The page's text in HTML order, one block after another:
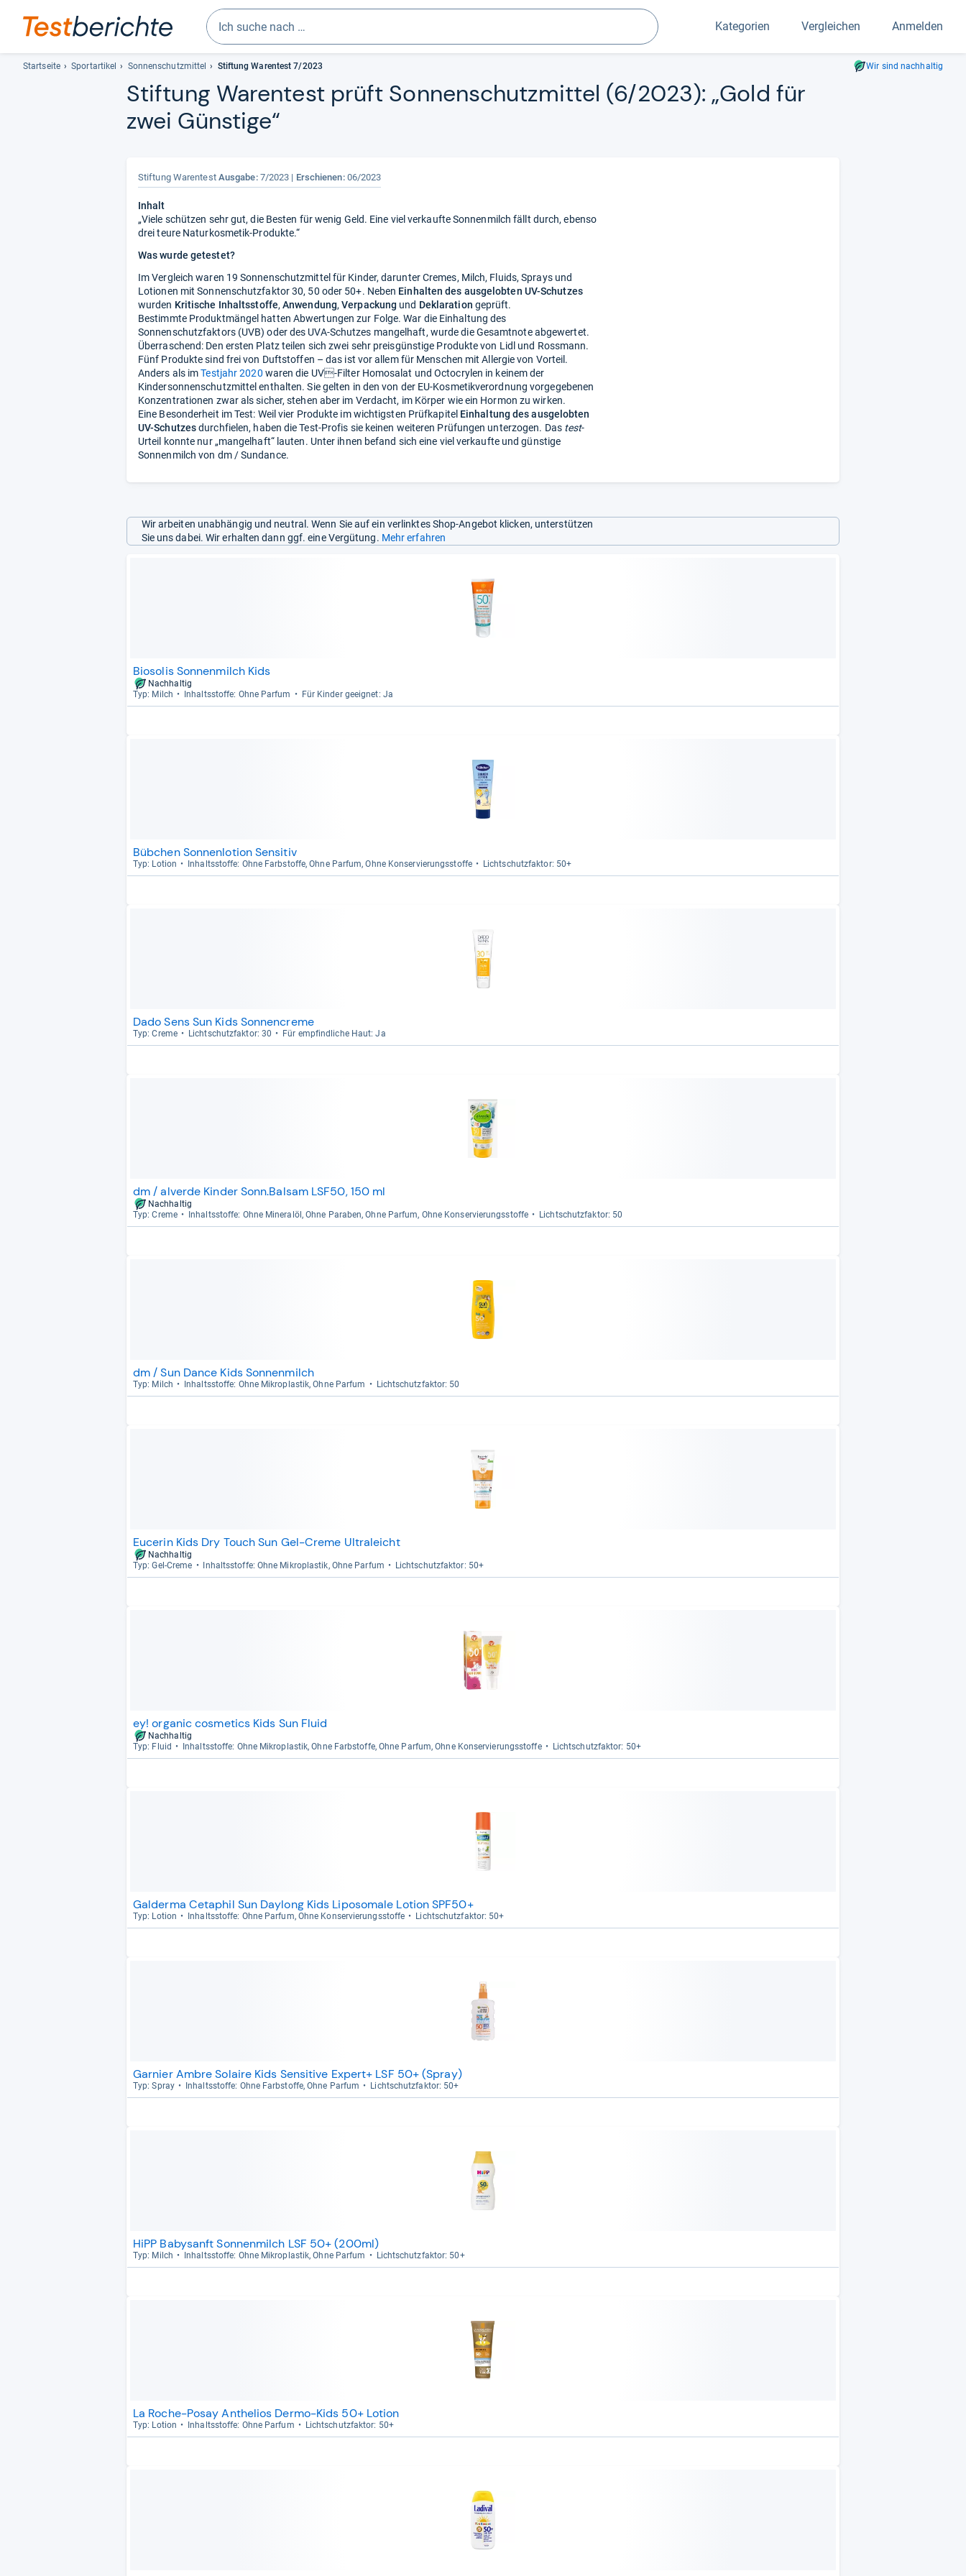
Suchen
Geben
Sie
mindestens
drei
Zeichen
ein.
automatisch
sich
mit
den
Pfeiltasten
auswählen.
Kategorien Vergleichen Anmelden
Startseite Sportartikel Sonnenschutzmittel Stiftung Warentest 7/2023 Wir sind nachhaltig
Stif­tung Waren­test prüft Son­nen­schutz­mit­tel (6/2023): „Gold für
zwei Güns­tige“
Stiftung Warentest Ausgabe: 7/2023 Erschienen:06/2023
Inhalt
„Viele schützen sehr gut, die Besten für wenig Geld. Eine viel verkaufte Sonnenmilch fällt durch, ebenso
drei teure Naturkosmetik-Produkte.“
Was wurde getestet?
Im Vergleich waren 19 Sonnenschutzmittel für Kinder, darunter Cremes, Milch, Fluids, Sprays und
Lotionen mit Sonnenschutzfaktor 30, 50 oder 50+. Neben Einhalten des ausgelobten UV-Schutzes
wurden Kritische Inhaltsstoffe,Anwendung,Verpackung und Deklaration geprüft.
Bestimmte Produktmängel hatten Abwertungen zur Folge. War die Einhaltung des
Sonnenschutzfaktors (UVB) oder des UVA-Schutzes mangelhaft, wurde die Gesamtnote abgewertet.
Überraschend: Den ersten Platz teilen sich zwei sehr preisgünstige Produkte von Lidl und Rossmann.
Fünf Produkte sind frei von Duftstoffen – das ist vor allem für Menschen mit Allergie von Vorteil.
Anders als imTestjahr 2020 waren die UV-Filter Homosalat und Octocrylen in keinem der
Kindersonnenschutzmittel enthalten. Sie gelten in den von der EU-Kosmetikverordnung vorgegebenen
Konzentrationen zwar als sicher, stehen aber im Verdacht, im Körper wie ein Hormon zu wirken.
Eine Besonderheit im Test: Weil vier Produkte im wichtigsten Prüfkapitel Einhaltung des ausgelobten
UV-Schutzesdurchfielen, haben die Test-Profis sie keinen weiteren Prüfungen unterzogen. Das test-
Urteil konnte nur „mangelhaft“ lauten. Unter ihnen befand sich eine viel verkaufte und günstige
Sonnenmilch von dm / Sundance.
Wir arbeiten unabhängig und neutral. Wenn Sie auf ein verlinktes Shop-Angebot klicken, unterstützen
Sie uns dabei. Wir erhalten dann ggf. eine Vergütung. Mehr erfahren
Biosolis Sonnenmilch Kids
Nachhaltig
Typ: Milch
Inhaltss­toffe: Ohne Par­fum Für Kin­der geeig­net: Ja
Bübchen Sonnenlotion Sensitiv
Typ: Lotion Inhaltss­toffe: Ohne Farb­stoffe, Ohne Par­fum, Ohne Kon­ser­vie­rungs­stoffe Licht­schutz­fak­tor: 50+
Dado Sens Sun Kids Sonnencreme
Typ: Creme Licht­schutz­fak­tor: 30 Für emp­find­li­che Haut: Ja
dm / alverde Kinder Sonn.Balsam LSF50, 150 ml
Nachhaltig
Typ: Creme
Inhaltss­toffe: Ohne Mine­ralöl, Ohne Para­ben, Ohne Par­fum, Ohne Kon­ser­vie­rungs­stoffe Licht­schutz­fak­tor: 50
dm / Sun Dance Kids Sonnenmilch
Typ: Milch Inhaltss­toffe: Ohne Mikro­plas­tik, Ohne Par­fum Licht­schutz­fak­tor: 50
Eucerin Kids Dry Touch Sun Gel-Creme Ultraleicht
Nachhaltig
Typ: Gel-​Creme
Inhaltss­toffe: Ohne Mikro­plas­tik, Ohne Par­fum Licht­schutz­fak­tor: 50+
ey! organic cosmetics Kids Sun Fluid
Nachhaltig
Typ: Fluid
Inhaltss­toffe: Ohne Mikro­plas­tik, Ohne Farb­stoffe, Ohne Par­fum, Ohne Kon­ser­vie­rungs­stoffe Licht­schutz­fak­tor: 50+
Galderma Cetaphil Sun Daylong Kids Liposomale Lotion SPF50+
Typ: Lotion Inhaltss­toffe: Ohne Par­fum, Ohne Kon­ser­vie­rungs­stoffe Licht­schutz­fak­tor: 50+
Garnier Ambre Solaire Kids Sensitive Expert+ LSF 50+ (Spray)
Typ: Spray Inhaltss­toffe: Ohne Farb­stoffe, Ohne Par­fum Licht­schutz­fak­tor: 50+
HiPP Babysanft Sonnenmilch LSF 50+ (200ml)
Typ: Milch Inhaltss­toffe: Ohne Mikro­plas­tik, Ohne Par­fum Licht­schutz­fak­tor: 50+
La Roche-Posay Anthelios Dermo-Kids 50+ Lotion
Typ: Lotion Inhaltss­toffe: Ohne Par­fum Licht­schutz­fak­tor: 50+